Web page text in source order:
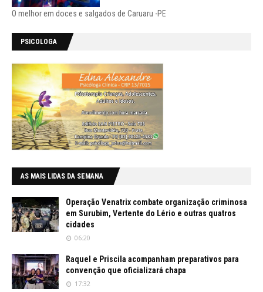
O melhor em doces e salgados de Caruaru -PE
PSICOLOGA
AS MAIS LIDAS DA SEMANA
Operação Venatrix combate organização criminosa
em Surubim, Vertente do Lério e outras quatros
cidades
06:20
Raquel e Priscila acompanham preparativos para
convenção que oficializará chapa
17:32